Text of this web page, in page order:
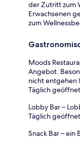
der Zutritt zum
Erwachsenen
zum
Moods
Angebot.
nicht entgehen
Täglich geöffnet
Lobby Bar –
Täglich geöffnet
Snack Bar –